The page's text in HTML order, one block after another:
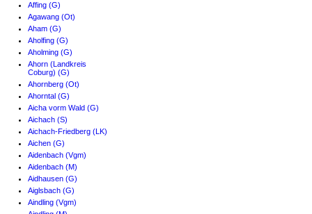
Affing (G)
Agawang (Ot)
Aham (G)
Aholfing (G)
Aholming (G)
Ahorn (Landkreis
Coburg) (G)
Ahornberg (Ot)
Ahorntal (G)
Aicha vorm Wald (G)
Aichach (S)
Aichach-Friedberg (LK)
Aichen (G)
Aidenbach (Vgm)
Aidenbach (M)
Aidhausen (G)
Aiglsbach (G)
Aindling (Vgm)